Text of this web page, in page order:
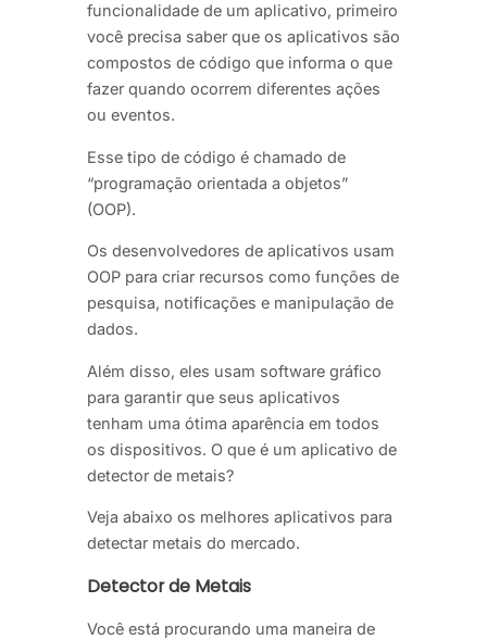
funcionalidade de um aplicativo, primeiro
você precisa saber que os aplicativos são
compostos de código que informa o que
fazer quando ocorrem diferentes ações
ou eventos.
Esse tipo de código é chamado de
“programação orientada a objetos”
(OOP).
Os desenvolvedores de aplicativos usam
OOP para criar recursos como funções de
pesquisa, notificações e manipulação de
dados.
Além disso, eles usam software gráfico
para garantir que seus aplicativos
tenham uma ótima aparência em todos
os dispositivos. O que é um aplicativo de
detector de metais?
Veja abaixo os melhores aplicativos para
detectar metais do mercado.
Detector de Metais
Você está procurando uma maneira de